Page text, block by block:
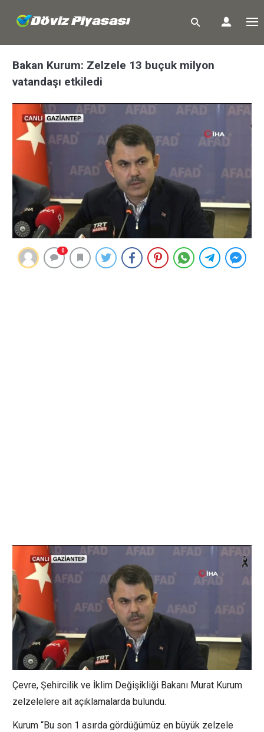
Bakan Kurum: Zelzele 13 buçuk milyon
vatandaşı etkiledi
0
Çevre, Şehircilik ve İklim Değişikliği Bakanı Murat Kurum
zelzelelere ait açıklamalarda bulundu.
Kurum “Bu son 1 asırda gördüğümüz en büyük zelzele